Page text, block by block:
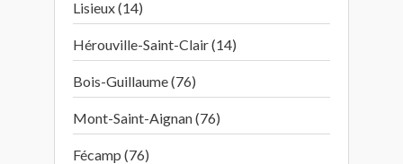
Lisieux (14)
Hérouville-Saint-Clair (14)
Bois-Guillaume (76)
Mont-Saint-Aignan (76)
Fécamp (76)